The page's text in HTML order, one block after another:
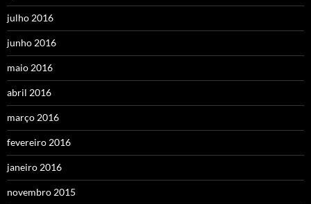
julho 2016
junho 2016
maio 2016
abril 2016
março 2016
fevereiro 2016
janeiro 2016
novembro 2015